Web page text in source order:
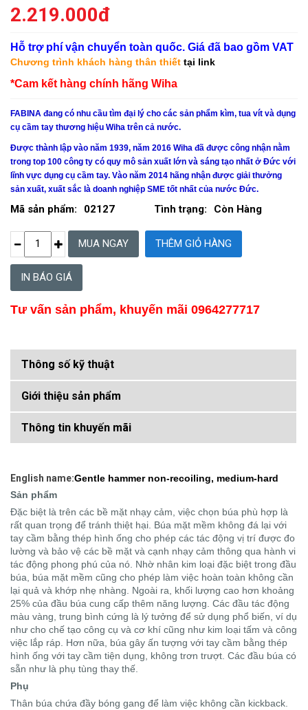
2.219.000đ
Hỗ trợ phí vận chuyển toàn quốc. Giá đã bao gồm VAT
Chương trình khách hàng thân thiết tại link
*Cam kết hàng chính hãng Wiha
FABINA đang có nhu cầu tìm đại lý cho các sản phẩm kìm, tua vít và dụng
cụ cầm tay thương hiệu Wiha trên cả nước.
Được thành lập vào năm 1939, năm 2016 Wiha đã được công nhận nằm
trong top 100 công ty có quy mô sản xuất lớn và sáng tạo nhất ở Đức với
lĩnh vực dụng cụ cầm tay. Vào năm 2014 hãng nhận được giải thưởng
sản xuất, xuất sắc là doanh nghiệp SME tốt nhất của nước Đức.
Mã sản phẩm: 02127 Tình trạng: Còn Hàng
IN BÁO GIÁ
Tư vấn sản phẩm, khuyến mãi 0964277717
Thông số kỹ thuật
Giới thiệu sản phẩm
Thông tin khuyến mãi
English name:Gentle hammer non-recoiling, medium-hard
Sản phẩm
Đặc biệt là trên các bề mặt nhạy cảm, việc chọn búa phù hợp là
rất quan trọng để tránh thiệt hại. Búa mặt mềm không đá lại với
tay cầm bằng thép hình ống cho phép các tác động vị trí được đo
lường và bảo vệ các bề mặt và cạnh nhạy cảm thông qua hành vi
tác động phong phú của nó. Nhờ nhân kim loại đặc biệt trong đầu
búa, búa mặt mềm cũng cho phép làm việc hoàn toàn không cần
lại quả và khớp nhẹ nhàng. Ngoài ra, khối lượng cao hơn khoảng
25% của đầu búa cung cấp thêm năng lượng. Các đầu tác động
màu vàng, trung bình cứng là lý tưởng để sử dụng phổ biến, ví dụ
như cho chế tạo công cụ và cơ khí cũng như kim loại tấm và công
việc lắp ráp. Hơn nữa, búa gây ấn tượng với tay cầm bằng thép
hình ống với tay cầm tiện dụng, không trơn trượt. Các đầu búa có
sẵn như là phụ tùng thay thế.
Phụ
Thân búa chứa đầy bóng gang để làm việc không cần kickback.